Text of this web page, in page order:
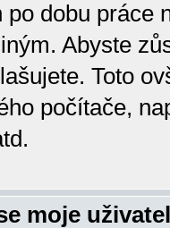
po dobu práce
Abyste
Toto
počítače,
moje